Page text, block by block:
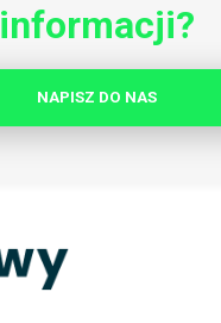
informacji?
NAPISZ DO NAS